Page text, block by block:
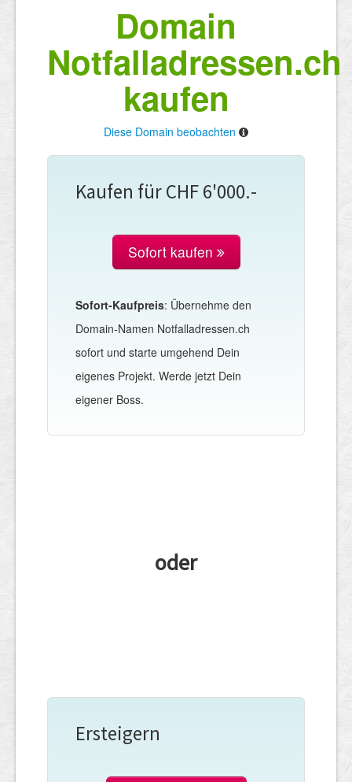
Domain
Notfalladressen.ch
kaufen
Diese Domain beobachten
Kaufen für CHF 6'000.-
Sofort kaufen
Sofort-Kaufpreis: Übernehme den
Domain-Namen Notfalladressen.ch
sofort und starte umgehend Dein
eigenes Projekt. Werde jetzt Dein
eigener Boss.
oder
Ersteigern